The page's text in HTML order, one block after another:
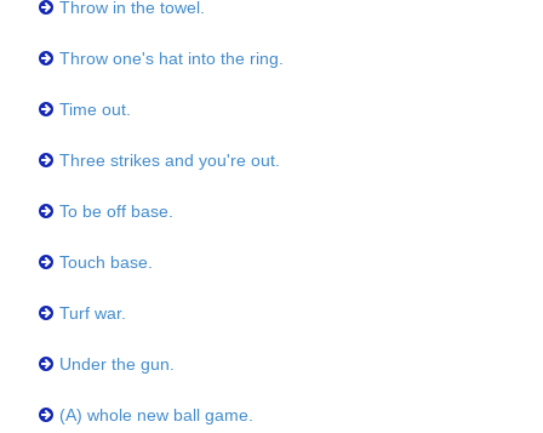
Throw in the towel.
Throw one's hat into the ring.
Time out.
Three strikes and you're out.
To be off base.
Touch base.
Turf war.
Under the gun.
(A) whole new ball game.